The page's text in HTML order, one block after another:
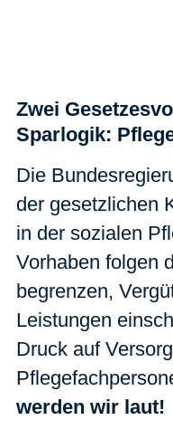
Zwei
Sparlogik:
Die
der gesetzlichen
in der sozialen
Vorhaben folgen
begrenzen,
Leistungen
Druck auf
werden wir laut!